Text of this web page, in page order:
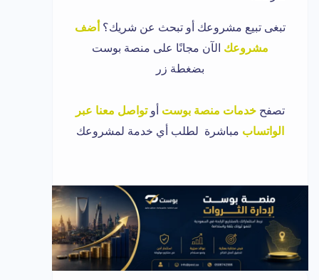
تبغى تبيع مشروعك أو تبحث عن شريك؟ أضف
مشروعك الآن مجانًا على منصة بوست
بضغطة زر
تصفح خدمات منصة بوست أو تواصل معنا عبر
الواتساب مباشرة لطلب أي خدمة لمشروعك